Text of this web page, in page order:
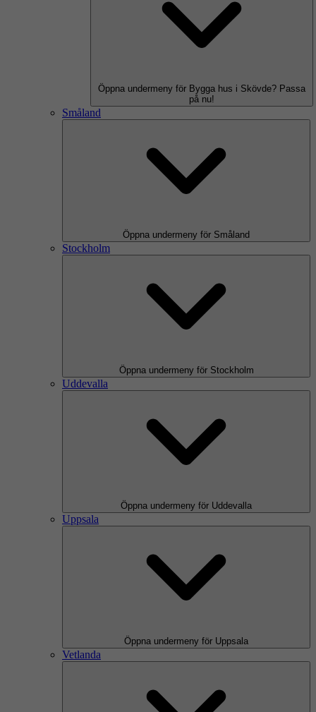
Öppna undermeny för Bygga hus i Skövde? Passa
på nu!
Småland
Öppna undermeny för Småland
Stockholm
Öppna undermeny för Stockholm
Uddevalla
Öppna undermeny för Uddevalla
Uppsala
Öppna undermeny för Uppsala
Vetlanda